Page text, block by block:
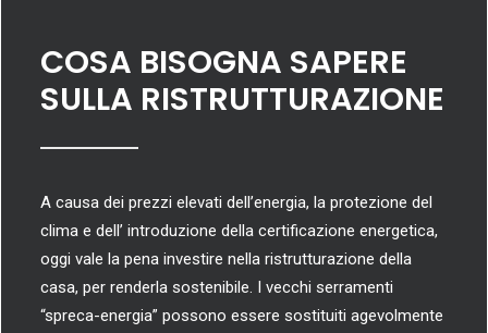
COSA BISOGNA SAPERE
SULLA RISTRUTTURAZIONE
A causa dei prezzi elevati dell’energia, la protezione del
clima e dell’ introduzione della certificazione energetica,
oggi vale la pena investire nella ristrutturazione della
casa, per renderla sostenibile. I vecchi serramenti
“spreca-energia” possono essere sostituiti agevolmente